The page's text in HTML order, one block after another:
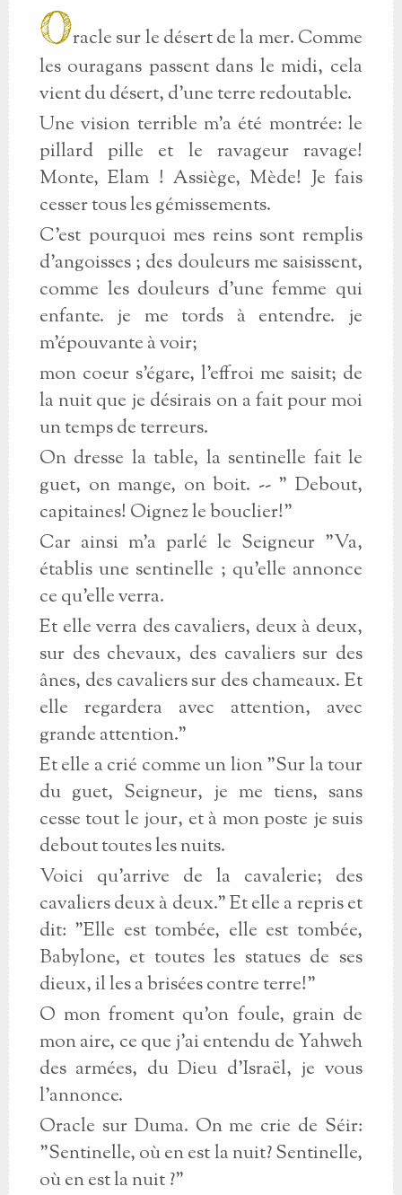
Oracle sur le désert de la mer. Comme
les ouragans passent dans le midi, cela
vient du désert, d'une terre redoutable.
Une vision terrible m'a été montrée: le
pillard pille et le ravageur ravage!
Monte, Elam ! Assiège, Mède! Je fais
cesser tous les gémissements.
C'est pourquoi mes reins sont remplis
d'angoisses ; des douleurs me saisissent,
comme les douleurs d'une femme qui
enfante. je me tords à entendre. je
m'épouvante à voir;
mon coeur s'égare, l'effroi me saisit; de
la nuit que je désirais on a fait pour moi
un temps de terreurs.
On dresse la table, la sentinelle fait le
guet, on mange, on boit. -- " Debout,
capitaines! Oignez le bouclier!"
Car ainsi m'a parlé le Seigneur "Va,
établis une sentinelle ; qu'elle annonce
ce qu'elle verra.
Et elle verra des cavaliers, deux à deux,
sur des chevaux, des cavaliers sur des
ânes, des cavaliers sur des chameaux. Et
elle regardera avec attention, avec
grande attention."
Et elle a crié comme un lion "Sur la tour
du guet, Seigneur, je me tiens, sans
cesse tout le jour, et à mon poste je suis
debout toutes les nuits.
Voici qu'arrive de la cavalerie; des
cavaliers deux à deux." Et elle a repris et
dit: "Elle est tombée, elle est tombée,
Babylone, et toutes les statues de ses
dieux, il les a brisées contre terre!"
O mon froment qu'on foule, grain de
mon aire, ce que j'ai entendu de Yahweh
des armées, du Dieu d'Israël, je vous
l'annonce.
Oracle sur Duma. On me crie de Séir:
"Sentinelle, où en est la nuit? Sentinelle,
où en est la nuit ?"